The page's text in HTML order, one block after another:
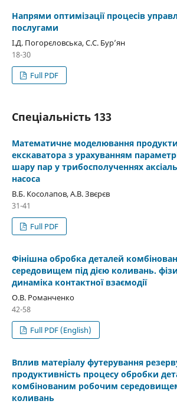
Напрями оптимізації процесів
послугами
І.Д. Погорєловська, С.С. Бур’ян
18-30
Full PDF
Спеціальність 133
Математичне моделювання
екскаватора з урахуванням
шару пар у трибосполученнях
насоса
В.Б. Косолапов, А.В. Звєрєв
31-41
Full PDF
Фінішна обробка деталей
середовищем під дією коливань.
динаміка контактної взаємодії
О.В. Романченко
42-58
Full PDF (English)
Вплив матеріалу футерування
продуктивність процесу обробки
комбінованим робочим
коливань